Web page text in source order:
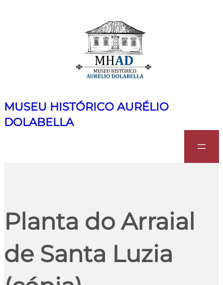
MUSEU HISTÓRICO AURÉLIO
DOLABELLA
Planta do Arraial
de Santa Luzia